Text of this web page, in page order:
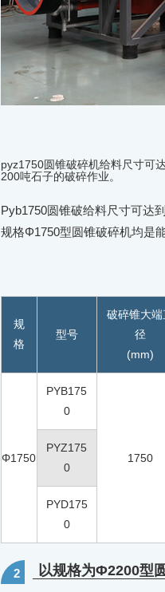
pyz1750圆锥破碎机给料尺寸可
200吨石子的破碎作业。
Pyb1750圆锥破给料尺寸可达
规格Φ1750型圆锥破碎机均是
规
格
型号
破碎锥大端
径
(mm)
Φ1750
PYB175
0
1750
PYZ175
0
PYD175
0
2 以规格为Φ2200型